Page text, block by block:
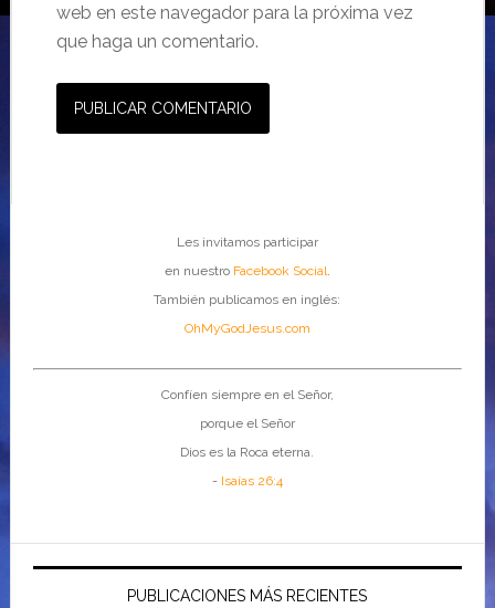
web en este navegador para la próxima vez
que haga un comentario.
Les invitamos participar
en nuestro Facebook Social.
También publicamos en inglés:
OhMyGodJesus.com
Confíen siempre en el Señor,
porque el Señor
Dios es la Roca eterna.
- Isaías 26:4
PUBLICACIONES MÁS RECIENTES